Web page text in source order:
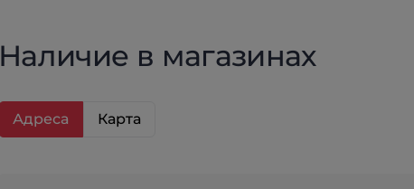
Наличие в магазинах
Адреса Карта